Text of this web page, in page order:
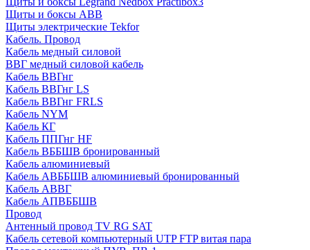
Щиты и боксы ABB
Щиты электрические Tekfor
Кабель. Провод
Кабель медный силовой
ВВГ медный силовой кабель
Кабель ВВГнг
Кабель ВВГнг LS
Кабель ВВГнг FRLS
Кабель NYM
Кабель КГ
Кабель ППГнг HF
Кабель ВББШВ бронированный
Кабель алюминиевый
Кабель АВББШВ алюминиевый бронированный
Кабель АВВГ
Кабель АПВББШВ
Провод
Антенный провод TV RG SAT
Кабель сетевой компьютерный UTP FTP витая пара